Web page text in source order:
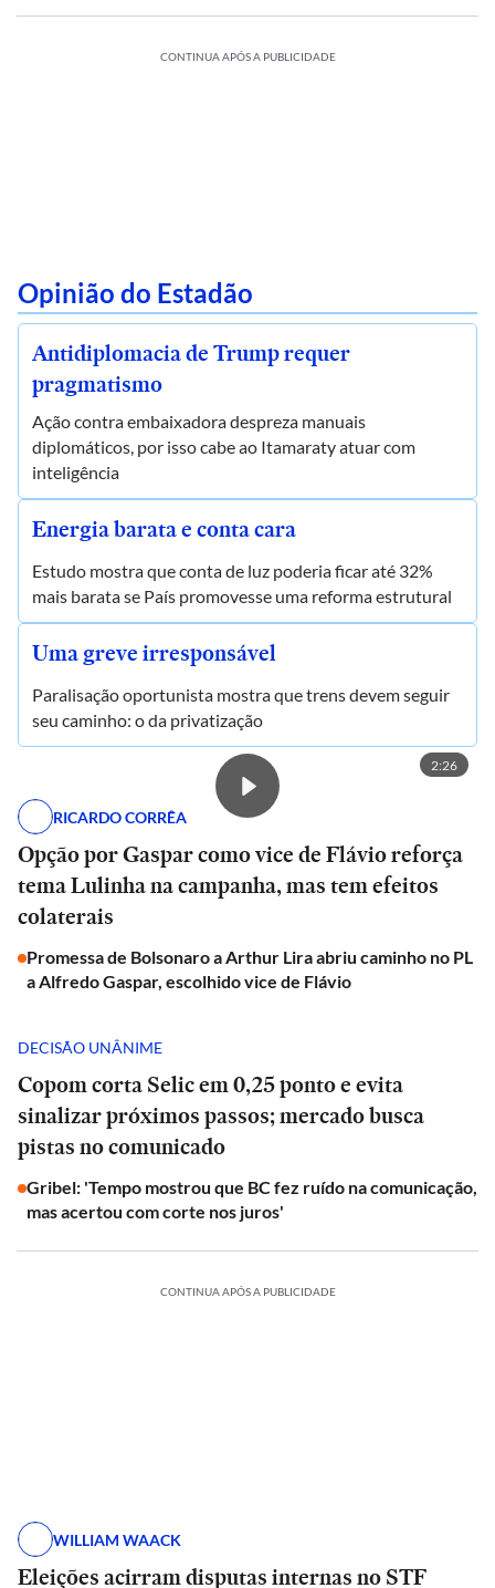
CONTINUA APÓS A PUBLICIDADE
Opinião do Estadão
Antidiplomacia de Trump requer
pragmatismo
Ação contra embaixadora despreza manuais
diplomáticos, por isso cabe ao Itamaraty atuar com
inteligência
Energia barata e conta cara
Estudo mostra que conta de luz poderia ficar até 32%
mais barata se País promovesse uma reforma estrutural
Uma greve irresponsável
Paralisação oportunista mostra que trens devem seguir
seu caminho: o da privatização
2:26
RICARDO CORRÊA
Opção por Gaspar como vice de Flávio reforça
tema Lulinha na campanha, mas tem efeitos
colaterais
Promessa de Bolsonaro a Arthur Lira abriu caminho no PL
a Alfredo Gaspar, escolhido vice de Flávio
DECISÃO UNÂNIME
Copom corta Selic em 0,25 ponto e evita
sinalizar próximos passos; mercado busca
pistas no comunicado
Gribel: 'Tempo mostrou que BC fez ruído na comunicação,
mas acertou com corte nos juros'
CONTINUA APÓS A PUBLICIDADE
WILLIAM WAACK
Eleições acirram disputas internas no STF